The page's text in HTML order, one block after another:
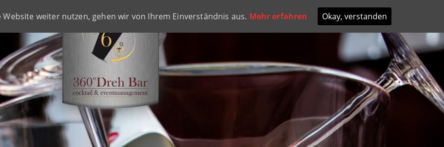
KARRIERE GALLERY KONTAKT
weiter nutzen, gehen wir von Ihrem Einverständnis aus. Mehr erfahren Okay, verstanden